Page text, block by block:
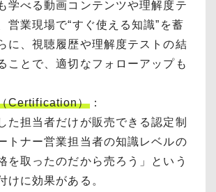
学べる動画コンテンツや理解度テ
営業現場で“すぐ使える知識”を蓄
に、視聴履歴や理解度テストの結
ことで、適切なフォローアップも
Certification）：
た担当者だけが販売できる認定制
トナー営業担当者の知識レベルの
を取ったのだから売ろう」という
けに効果がある。